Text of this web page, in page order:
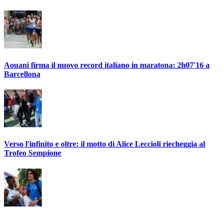
Aouani firma il nuovo record italiano in maratona: 2h07'16 a
Barcellona
Verso l'infinito e oltre: il motto di Alice Leccioli riecheggia al
Trofeo Sempione